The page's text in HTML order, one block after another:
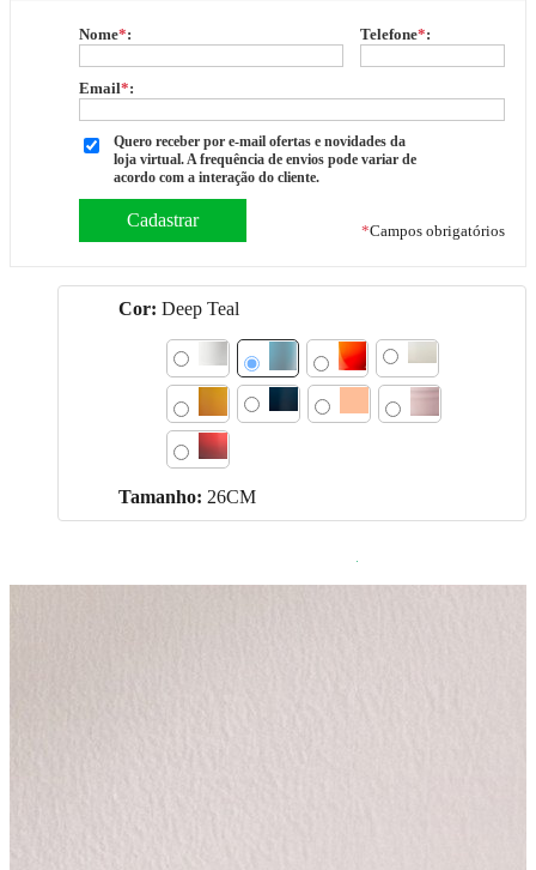
Nome*: Telefone*:
Email*:
Quero receber por e-mail ofertas e novidades da
loja virtual. A frequência de envios pode variar de
acordo com a interação do cliente.
*Campos obrigatórios
Cor: Deep Teal
Tamanho: 26CM